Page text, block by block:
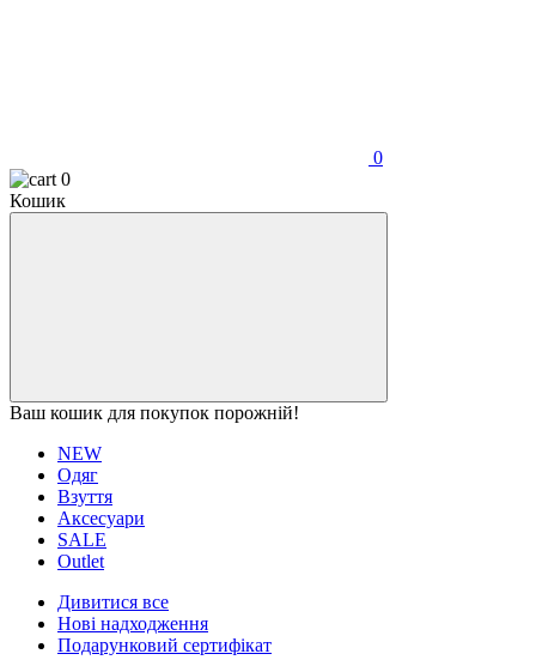
0
0
Кошик
Ваш кошик для покупок порожній!
NEW
Одяг
Взуття
Аксесуари
SALE
Outlet
Дивитися все
Нові надходження
Подарунковий сертифікат